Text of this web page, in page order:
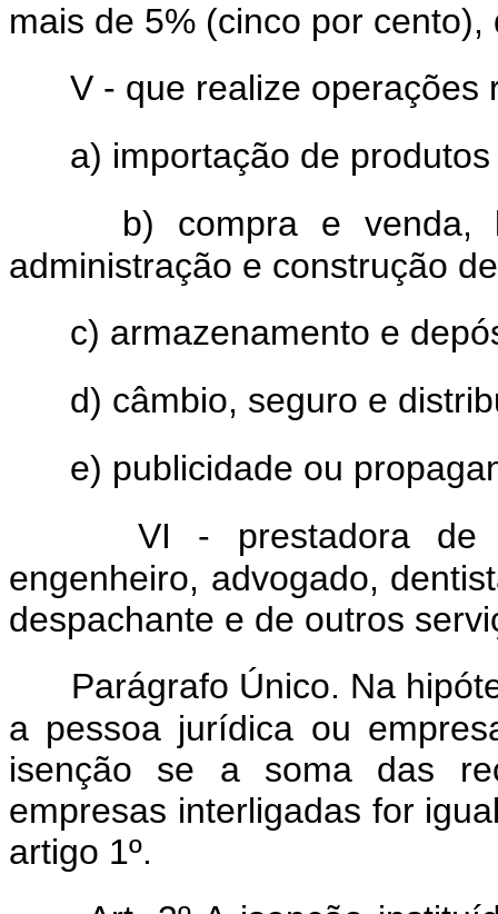
mais de 5% (cinco por
V - que realize operações
a) importação de
b) compra e venda,
administração e construção
c) armazenamento e
d) câmbio, seguro e
e) publicidade ou
VI - prestadora de
engenheiro, advogado,
despachante e de outros
Parágrafo Único. Na
a pessoa jurídica ou
isenção se a soma das
empresas interligadas for
artigo 1º.